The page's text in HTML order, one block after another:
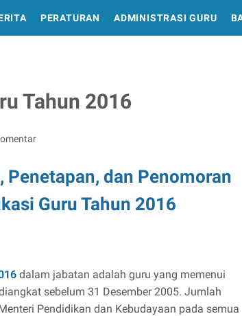
PERATURAN ADMINISTRASI GURU
Tahun 2016
Penetapan, dan Penomoran
Guru Tahun 2016
dalam jabatan adalah guru yang memenui
sebelum 31 Desember 2005. Jumlah
Pendidikan dan Kebudayaan pada semua